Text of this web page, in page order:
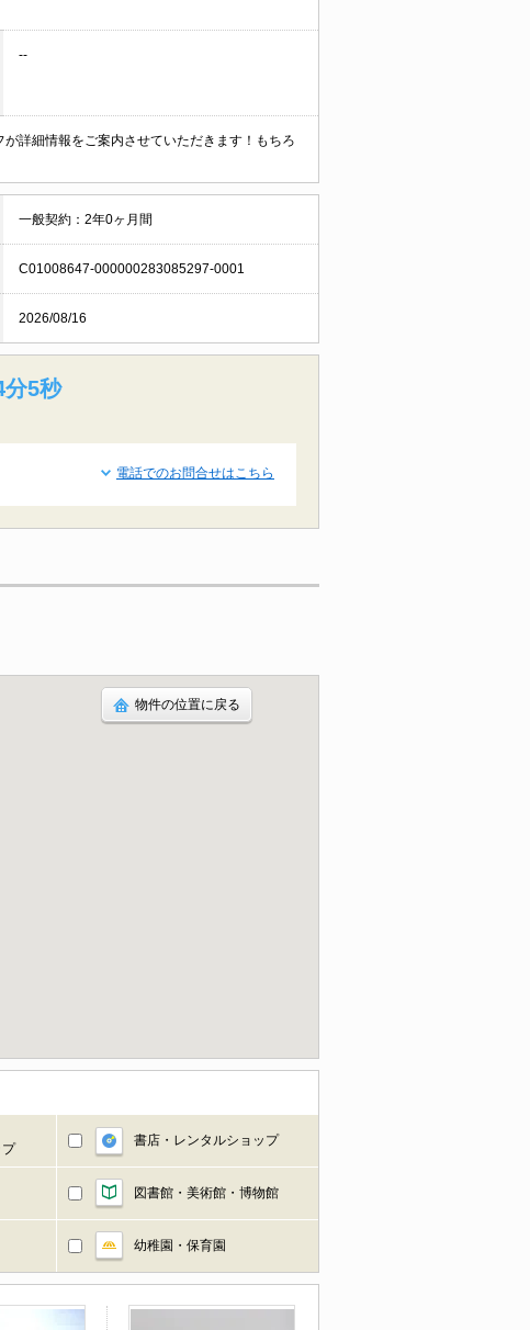
--
詳細情報をご案内させていただきます！もちろ
一般契約：2年0ヶ月間
C01008647-000000283085297-0001
2026/08/16
分4秒
電話でのお問合せはこちら
物件の位置に戻る
プ
書店・レンタルショップ
図書館・美術館・博物館
幼稚園・保育園